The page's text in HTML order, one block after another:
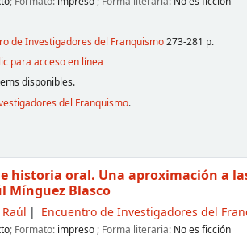
de Investigadores del Franquismo273-281 p.
para acceso en línea
disponibles.
del Franquismo.
historia oral. Una aproximación a
Mínguez Blasco
Encuentro de Investigadores del
; Formato: impreso; Forma literaria: No es ficción